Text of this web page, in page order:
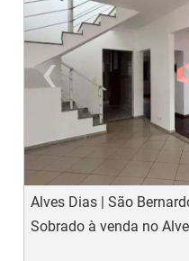
‹
Alves Dias | São
Sobrado à venda no